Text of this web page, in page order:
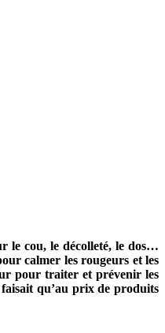
le cou, le décolleté, le dos…
calmer les rougeurs et les
pour traiter et prévenir les
qu’au prix de produits